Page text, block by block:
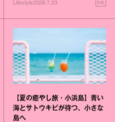
Lifestyle2026.7.23 PR
【夏の癒やし旅・小浜島】青い
海とサトウキビが待つ、小さな
島へ